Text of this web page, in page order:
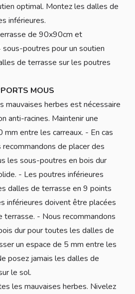
optimal. Montez les dalles de
inférieures.
de 90x90cm et
poutres pour un soutien
de terrasse sur les poutres
MOUS
mauvaises herbes est nécessaire
anti-racines. Maintenir une
mm entre les carreaux. - En cas
de placer des
les sous-poutres en bois dur
- Les poutres inférieures
dalles de terrasse en 9 points
inférieures doivent être placées
terrasse. - Nous recommandons
dur pour toutes les dalles de
un espace de 5 mm entre les
posez jamais les dalles de
le sol.
les mauvaises herbes. Nivelez